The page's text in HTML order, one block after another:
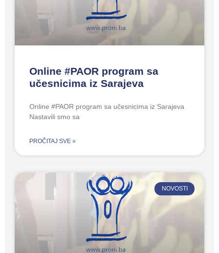
Online #PAOR program sa
učesnicima iz Sarajeva
Online #PAOR program sa učesnicima iz Sarajeva
Nastavili smo sa
PROČITAJ SVE »
NOVOSTI